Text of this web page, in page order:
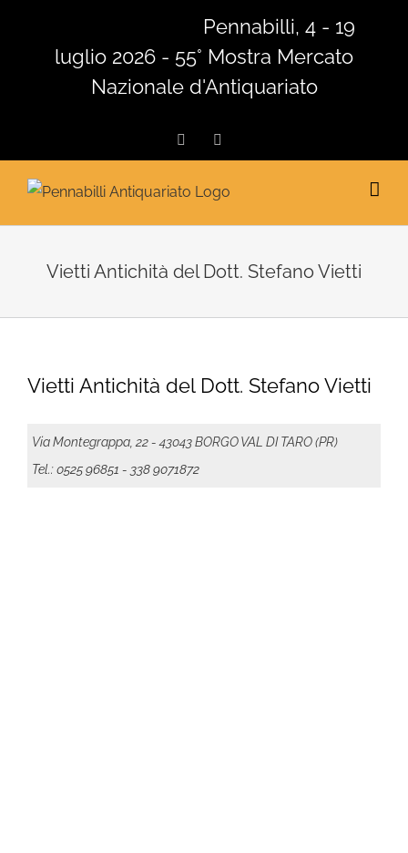
contenuto
Pennabilli, 4 - 19
luglio 2026 - 55° Mostra Mercato
Nazionale d'Antiquariato
Facebook
Vietti Antichità del Dott. Stefano Vietti
Vietti Antichità del Dott. Stefano Vietti
Via Montegrappa, 22 - 43043 BORGO VAL DI TARO (PR)
Tel.: 0525 96851 - 338 9071872